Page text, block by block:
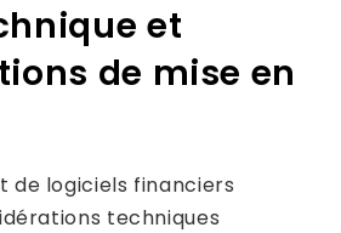
et
de mise en
de logiciels financiers
techniques